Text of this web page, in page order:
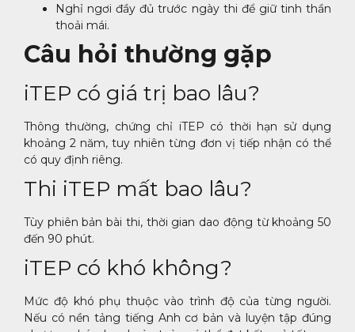
Nghỉ ngơi đầy đủ trước ngày thi để giữ tinh thần
thoải mái.
Câu hỏi thường gặp
iTEP có giá trị bao lâu?
Thông thường, chứng chỉ iTEP có thời hạn sử dụng
khoảng 2 năm, tuy nhiên từng đơn vị tiếp nhận có thể
có quy định riêng.
Thi iTEP mất bao lâu?
Tùy phiên bản bài thi, thời gian dao động từ khoảng 50
đến 90 phút.
iTEP có khó không?
Mức độ khó phụ thuộc vào trình độ của từng người.
Nếu có nền tảng tiếng Anh cơ bản và luyện tập đúng